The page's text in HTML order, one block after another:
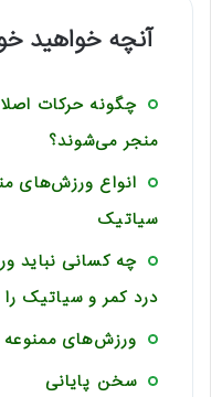
آنچه خواهید
چگونه حرکات
منجر می‌شوند؟
انواع ورزش‌های
سیاتیک
چه کسانی نباید
درد کمر و سیاتیک را
ورزش‌های
سخن پایانی